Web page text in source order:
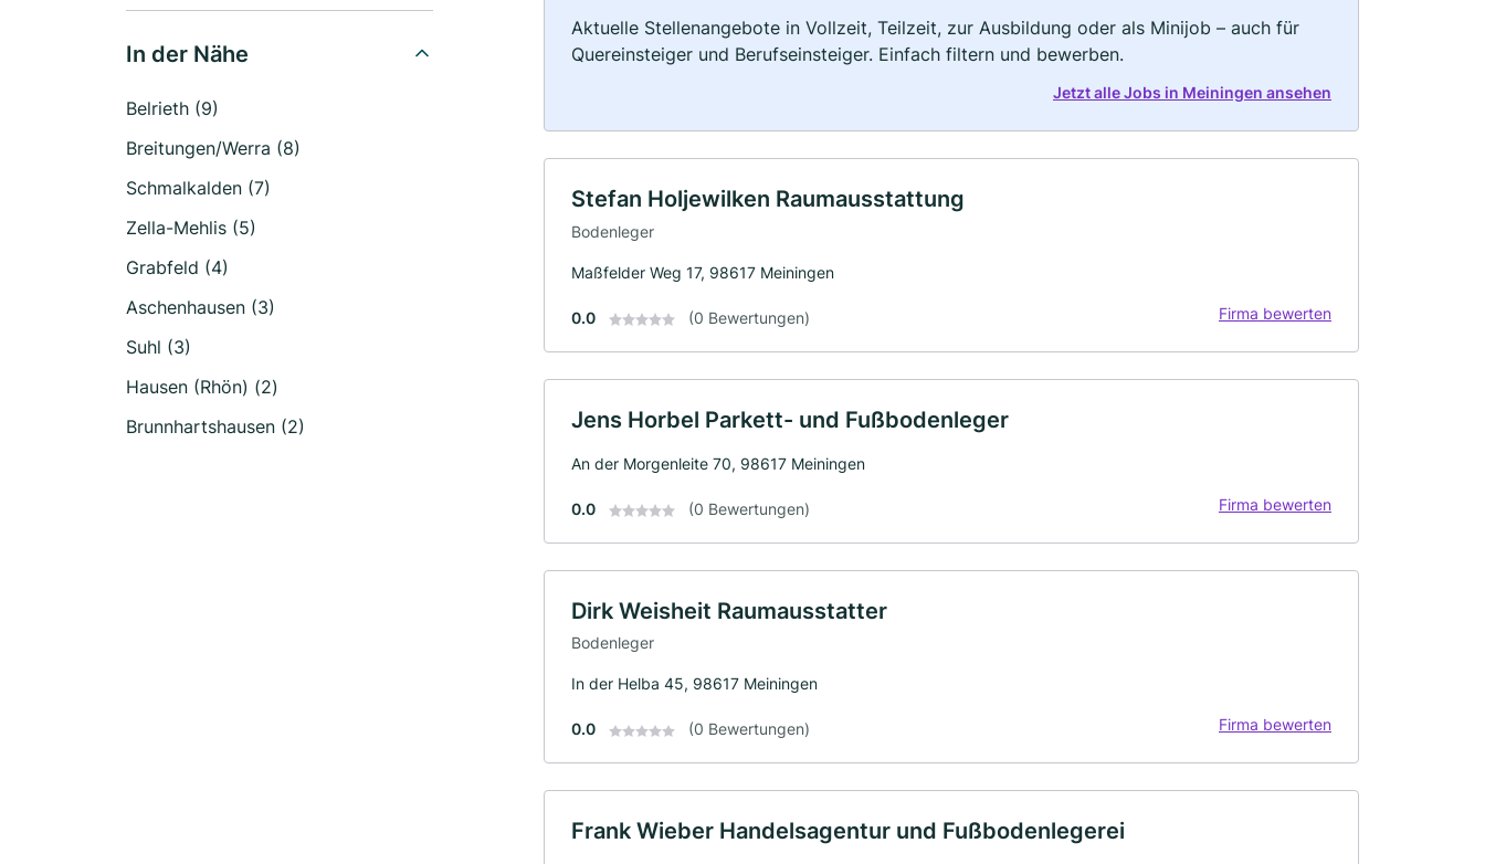
In der Nähe
Belrieth (9)
Breitungen/Werra (8)
Schmalkalden (7)
Zella-Mehlis (5)
Grabfeld (4)
Aschenhausen (3)
Suhl (3)
Hausen (Rhön) (2)
Brunnhartshausen (2)
Aktuelle Stellenangebote in Vollzeit, Teilzeit, zur Ausbildung oder als Minijob – auch für
Quereinsteiger und Berufseinsteiger. Einfach filtern und bewerben.
Jetzt alle Jobs in Meiningen ansehen
Stefan Holjewilken Raumausstattung
Bodenleger
Maßfelder Weg 17, 98617 Meiningen
0.0 (0 Bewertungen) Firma bewerten
Jens Horbel Parkett- und Fußbodenleger
An der Morgenleite 70, 98617 Meiningen
0.0 (0 Bewertungen) Firma bewerten
Dirk Weisheit Raumausstatter
Bodenleger
In der Helba 45, 98617 Meiningen
0.0 (0 Bewertungen) Firma bewerten
Frank Wieber Handelsagentur und Fußbodenlegerei